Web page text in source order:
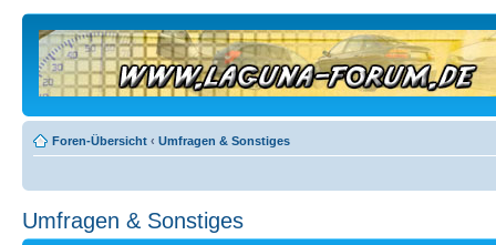
Foren-Übersicht ‹ Umfragen & Sonstiges
Umfragen & Sonstiges